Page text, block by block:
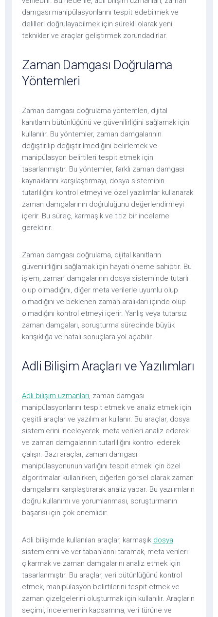
damgası manipülasyonlarını tespit edebilmek ve
delilleri doğrulayabilmek için sürekli olarak yeni
teknikler ve araçlar geliştirmek zorundadırlar.
Zaman Damgası Doğrulama
Yöntemleri
Zaman damgası doğrulama yöntemleri, dijital
kanıtların bütünlüğünü ve güvenilirliğini sağlamak için
kullanılır. Bu yöntemler, zaman damgalarının
değiştirilip değiştirilmediğini belirlemek ve
manipülasyon belirtileri tespit etmek için
tasarlanmıştır. Bu yöntemler, farklı zaman damgası
kaynaklarını karşılaştırmayı, dosya sisteminin
tutarlılığını kontrol etmeyi ve özel yazılımlar kullanarak
zaman damgalarının doğruluğunu değerlendirmeyi
içerir. Bu süreç, karmaşık ve titiz bir inceleme
gerektirir.
Zaman damgası doğrulama, dijital kanıtların
güvenilirliğini sağlamak için hayati öneme sahiptir. Bu
işlem, zaman damgalarının dosya sisteminde tutarlı
olup olmadığını, diğer meta verilerle uyumlu olup
olmadığını ve beklenen zaman aralıkları içinde olup
olmadığını kontrol etmeyi içerir. Yanlış veya tutarsız
zaman damgaları, soruşturma sürecinde büyük
karışıklığa ve hatalı sonuçlara yol açabilir.
Adli Bilişim Araçları ve Yazılımları
Adli bilişim uzmanları, zaman damgası
manipülasyonlarını tespit etmek ve analiz etmek için
çeşitli araçlar ve yazılımlar kullanır. Bu araçlar, dosya
sistemlerini inceleyerek, meta verileri analiz ederek
ve zaman damgalarının tutarlılığını kontrol ederek
çalışır. Bazı araçlar, zaman damgası
manipülasyonunun varlığını tespit etmek için özel
algoritmalar kullanırken, diğerleri görsel olarak zaman
damgalarını karşılaştırarak analiz yapar. Bu yazılımların
doğru kullanımı ve yorumlanması, soruşturmanın
başarısı için çok önemlidir.
Adli bilişimde kullanılan araçlar, karmaşık dosya
sistemlerini ve veritabanlarını taramak, meta verileri
çıkarmak ve zaman damgalarını analiz etmek için
tasarlanmıştır. Bu araçlar, veri bütünlüğünü kontrol
etmek, manipülasyon belirtilerini tespit etmek ve
zaman çizelgelerini oluşturmak için kullanılır. Araçların
seçimi, incelemenin kapsamına, veri türüne ve